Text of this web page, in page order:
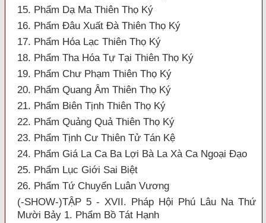
15. Phẩm Dạ Ma Thiên Thọ Ký
16. Phẩm Đâu Xuất Đà Thiên Thọ Ký
17. Phẩm Hóa Lạc Thiên Thọ Ký
18. Phẩm Tha Hóa Tự Tại Thiên Thọ Ký
19. Phẩm Chư Phạm Thiên Thọ Ký
20. Phẩm Quang Âm Thiên Thọ Ký
21. Phẩm Biên Tịnh Thiên Thọ Ký
22. Phẩm Quảng Quả Thiên Thọ Ký
23. Phẩm Tịnh Cư Thiên Tử Tán Kệ
24. Phẩm Giá La Ca Ba Lợi Bà La Xà Ca Ngoại Đạo
25. Phẩm Lục Giới Sai Biệt
26. Phẩm Tứ Chuyển Luân Vương
(-SHOW-)TẬP 5 - XVII. Pháp Hội Phú Lâu Na Thứ
Mười Bảy 1. Phẩm Bồ Tát Hạnh